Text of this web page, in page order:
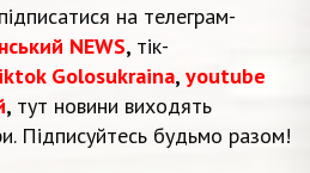
на телеграм-
NEWS, тік-
Golosukraina, youtube
, тут новини виходять
Підписуйтесь будьмо разом!